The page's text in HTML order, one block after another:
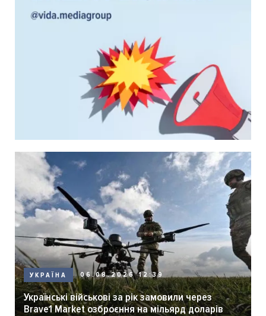
УКРАЇНА 06.08.2026 12:39
Українські військові за рік замовили через
Brave1 Market озброєння на мільярд доларів